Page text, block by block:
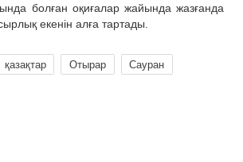
болған оқиғалар жайында жазғанда
екенін алға тартады.
қазақтар Отырар
Сауран